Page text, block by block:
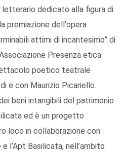
dedicato alla figura di
premiazione dell'opera
attimi di incantesimo” di
Presenza etica.
poetico teatrale
e con Maurizio Picariello.
beni intangibili del patrimonio
ed è un progetto
loco in collaborazione con
l’Apt Basilicata, nell’ambito